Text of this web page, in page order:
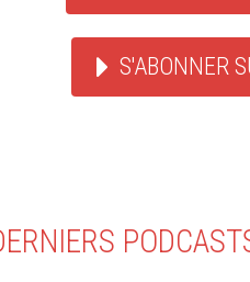
S'ABONNER